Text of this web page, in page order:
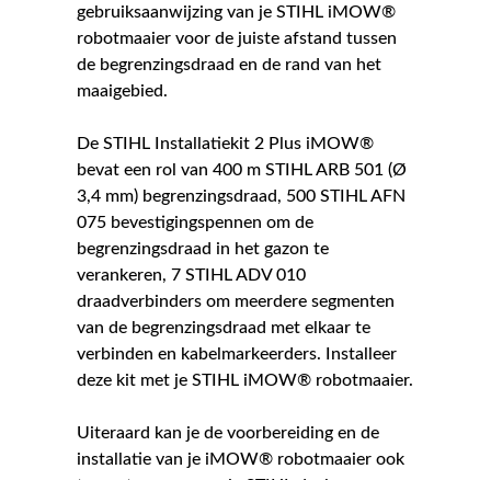
gebruiksaanwijzing van je STIHL iMOW®
robotmaaier voor de juiste afstand tussen
de begrenzingsdraad en de rand van het
maaigebied.
De STIHL Installatiekit 2 Plus iMOW®
bevat een rol van 400 m STIHL ARB 501 (Ø
3,4 mm) begrenzingsdraad, 500 STIHL AFN
075 bevestigingspennen om de
begrenzingsdraad in het gazon te
verankeren, 7 STIHL ADV 010
draadverbinders om meerdere segmenten
van de begrenzingsdraad met elkaar te
verbinden en kabelmarkeerders. Installeer
deze kit met je STIHL iMOW® robotmaaier.
Uiteraard kan je de voorbereiding en de
installatie van je iMOW® robotmaaier ook